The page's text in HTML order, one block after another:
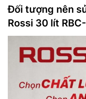
Đối tượng nên
Rossi 30 lít